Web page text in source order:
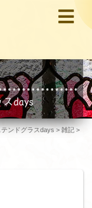
days
ンドグラスdays> 雑記 >